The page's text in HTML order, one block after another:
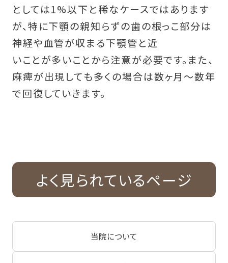
としては1%以下と稀なケースではあります
が、特に下顎の親知らずの歯の根っこ部分は
神経や血管が収まる下顎管と近
いことが多いことから注意が必要です。また、
麻痺が出現しても多くの場合は数ヶ月〜数年
で回復していきます。
よく見られているページ
当院について